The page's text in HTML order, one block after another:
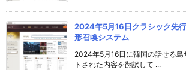
2024年5月16日クラシック先
形召喚システム
2024年5月16日に韓国の話せる島
トされた内容を翻訳して ...